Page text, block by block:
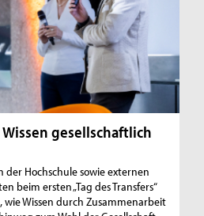
Wissen gesellschaftlich
der Hochschule sowie externen
beim ersten „Tag des Transfers“
wie Wissen durch Zusammenarbeit